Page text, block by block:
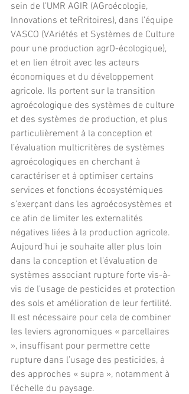
sein de l’UMR AGIR (AGroécologie,
Innovations et teRritoires), dans l’équipe
VASCO (VAriétés et Systèmes de Culture
pour une production agrO-écologique),
et en lien étroit avec les acteurs
économiques et du développement
agricole. Ils portent sur la transition
agroécologique des systèmes de culture
et des systèmes de production, et plus
particulièrement à la conception et
l’évaluation multicritères de systèmes
agroécologiques en cherchant à
caractériser et à optimiser certains
services et fonctions écosystémiques
s’exerçant dans les agroécosystèmes et
ce afin de limiter les externalités
négatives liées à la production agricole.
Aujourd’hui je souhaite aller plus loin
dans la conception et l’évaluation de
systèmes associant rupture forte vis-à-
vis de l’usage de pesticides et protection
des sols et amélioration de leur fertilité.
Il est nécessaire pour cela de combiner
les leviers agronomiques « parcellaires
», insuffisant pour permettre cette
rupture dans l’usage des pesticides, à
des approches « supra », notamment à
l’échelle du paysage.